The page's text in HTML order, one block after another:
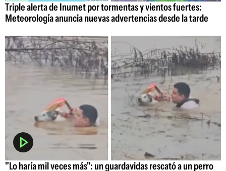
Triple alerta de Inumet por tormentas y vientos fuertes:
Meteorología anuncia nuevas advertencias desde la tarde
"Lo haría mil veces más": un guardavidas rescató a un perro